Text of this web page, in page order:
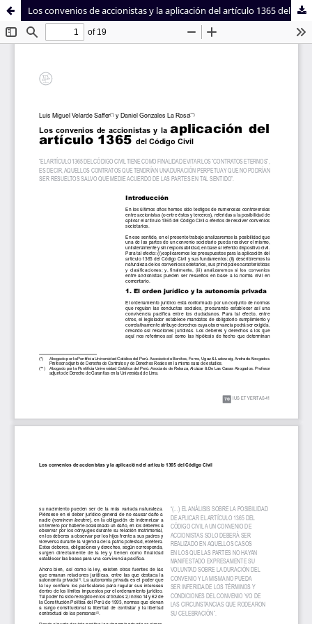
Sistema de
Bibliotecas
Facultad de
Derecho
Los convenios de accionistas y la aplicación del artículo 1365 del Código Civil